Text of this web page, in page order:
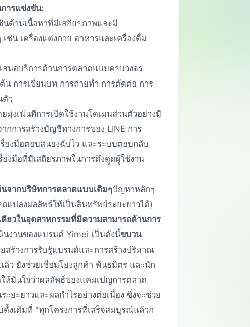
ารแข่งขัน:
นด้านเนื้อหาที่มีเสถียรภาพและมี
น เครื่องแต่งกาย อาหารและเครื่องดื่ม
เสนอบริการด้านการตลาดแบบครบวงจร
น การเขียนบท การถ่ายทำ การตัดต่อ การ
ตัว
มุ่งเน้นที่การเปิดใช้งานโดเมนส่วนตัวอย่างมี
การสร้างบัญชีทางการของ LINE การ
องมือตอบสนองฉับไว และระบบตอบกลับ
งมือที่มีเสถียรภาพในการดึงดูดผู้ใช้งาน
จากบริษัทการตลาดแบบเดิมๆปัญหาหลักๆ
แปลงผลลัพธ์ให้เป็นสินทรัพย์ระยะยาวได้)
ยวในอุตสาหกรรมที่มีความสามารถด้านการ
นงานของแบรนด์ Yimei เป็นดังนี้ขบวน
สร้างการรับรู้แบรนด์และการสร้างปริมาณ
ล้ว ยังช่วยเชื่อมโยงลูกค้า พันธมิตร และนัก
ห้มั่นใจว่าผลลัพธ์ของแคมเปญการตลาด
ยะยาวและผลกำไรอย่างต่อเนื่อง ซึ่งจะช่วย
เดิมที่ "ทุกโครงการที่เสร็จสมบูรณ์แล้วก